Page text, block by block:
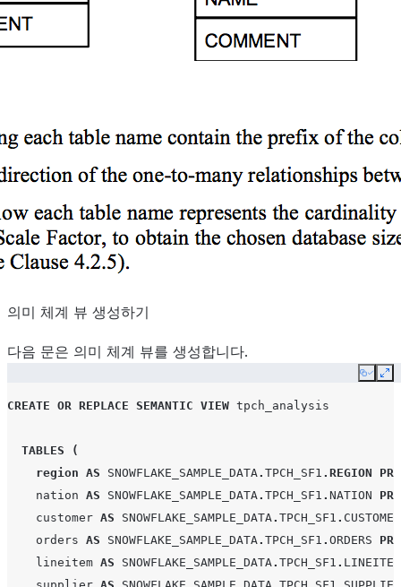
의미 체계 뷰 생성하기
다음 문은 의미 체계 뷰를 생성합니다.
Copy
CREATE OR REPLACE SEMANTIC VIEW tpch_analysis
TABLES
(
region AS SNOWFLAKE_SAMPLE_DATA. TPCH_SF1 . REGION
nation AS SNOWFLAKE_SAMPLE_DATA. TPCH_SF1 . NATION
customer AS SNOWFLAKE_SAMPLE_DATA. TPCH_SF1 . CUSTOMER
orders AS SNOWFLAKE_SAMPLE_DATA. TPCH_SF1 . ORDERS
lineitem AS SNOWFLAKE_SAMPLE_DATA. TPCH_SF1 . LINEITEM